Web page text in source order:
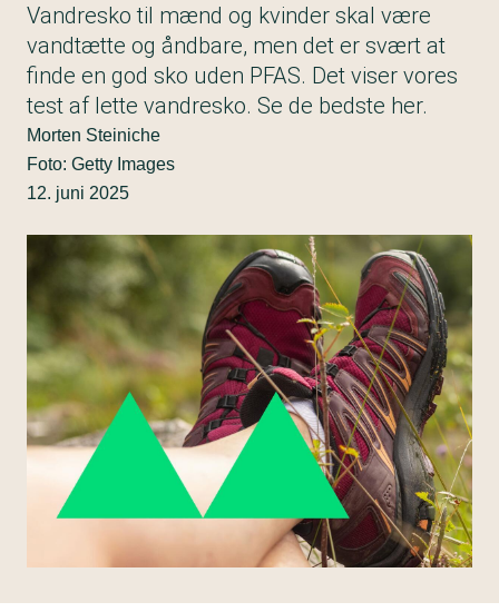
Vandresko til mænd og kvinder skal være
vandtætte og åndbare, men det er svært at
finde en god sko uden PFAS. Det viser vores
test af lette vandresko. Se de bedste her.
Morten Steiniche
Foto: Getty Images
12. juni 2025